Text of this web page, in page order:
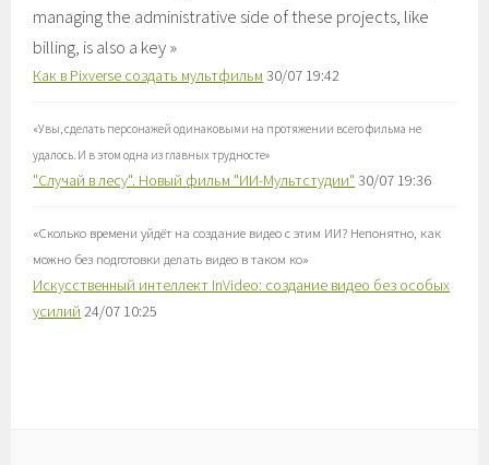
managing the administrative side of these projects, like
billing, is also a key»
Как в Pixverse создать мультфильм 30/07 19:42
«Увы, сделать персонажей одинаковыми на протяжении всего фильма не
удалось. И в этом одна из главных трудносте»
"Случай в лесу". Новый фильм "ИИ-Мультстудии" 30/07 19:36
«Сколько времени уйдёт на создание видео с этим ИИ? Непонятно, как
можно без подготовки делать видео в таком ко»
Искусственный интеллект InVideo: создание видео без особых
усилий 24/07 10:25